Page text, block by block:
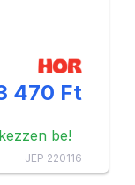
470 Ft
be!
JEP 220116